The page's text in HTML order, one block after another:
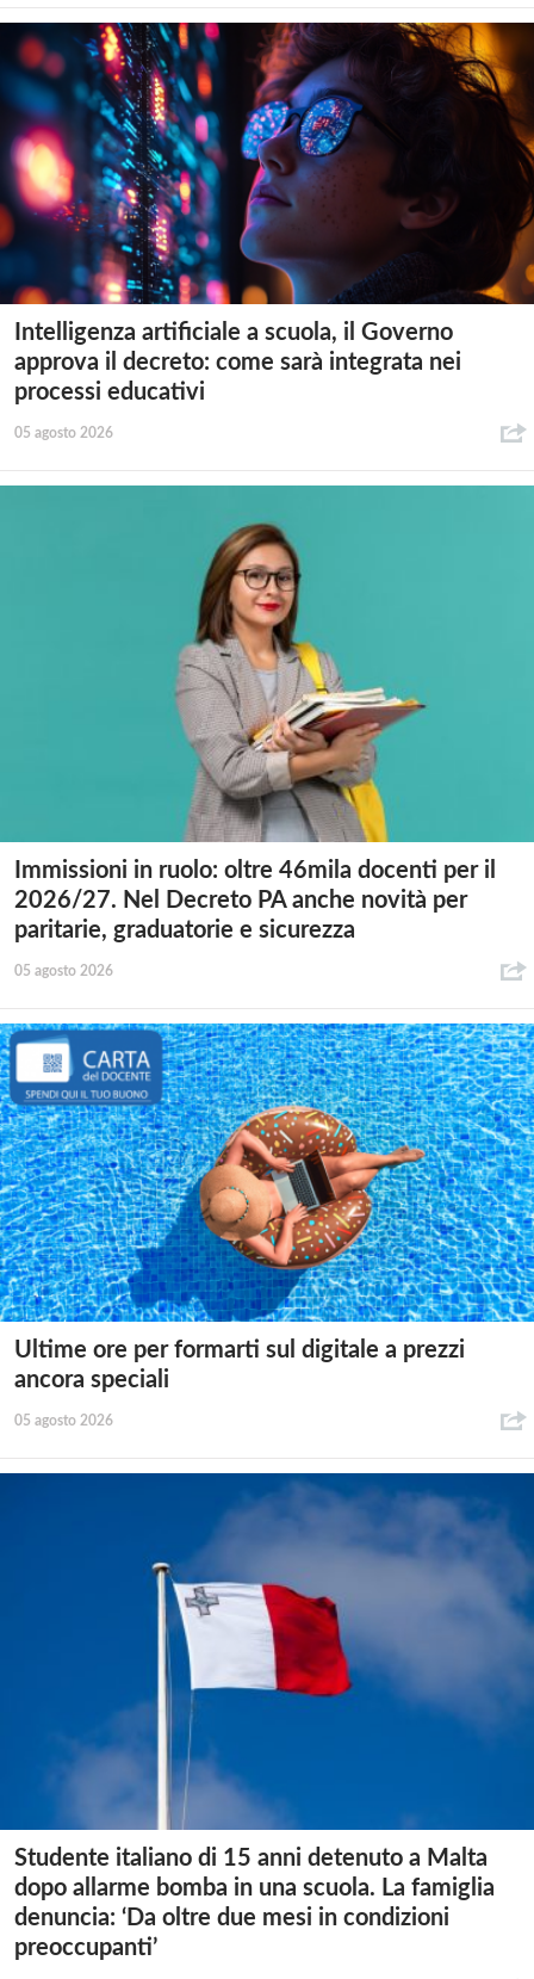
Intelligenza artificiale a scuola, il Governo
approva il decreto: come sarà integrata nei
processi educativi
05 agosto 2026
Immissioni in ruolo: oltre 46mila docenti per il
2026/27. Nel Decreto PA anche novità per
paritarie, graduatorie e sicurezza
05 agosto 2026
Ultime ore per formarti sul digitale a prezzi
ancora speciali
05 agosto 2026
Studente italiano di 15 anni detenuto a Malta
dopo allarme bomba in una scuola. La famiglia
denuncia: ‘Da oltre due mesi in condizioni
preoccupanti’